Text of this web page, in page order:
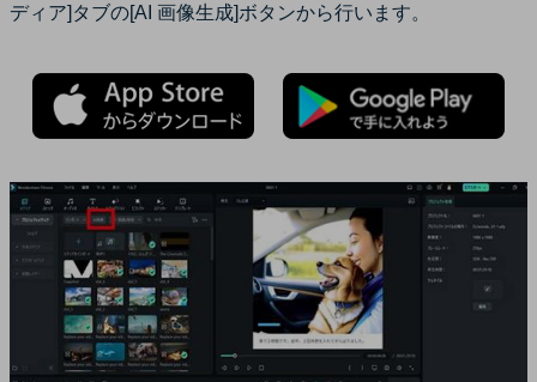
ディア]タブの[AI 画像生成]ボタンから行います。